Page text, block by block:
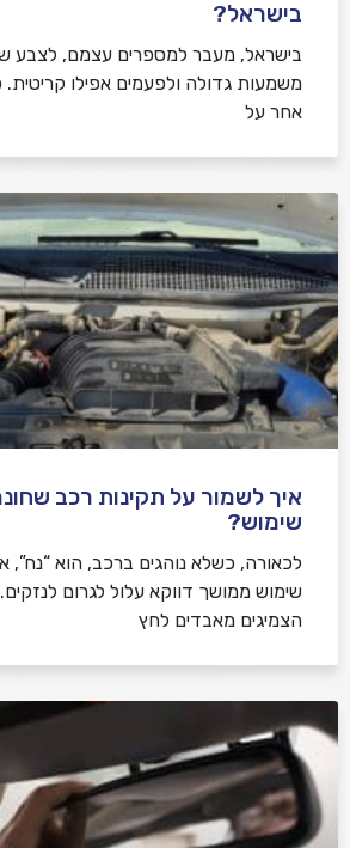
בישראל?
בישראל, מעבר למספרים עצמם, לצבע של
משמעות גדולה ולפעמים אפילו קריטית.
אחר על
איך לשמור על תקינות רכב
שימוש?
לכאורה, כשלא נוהגים ברכב, הוא “נח”,
שימוש ממושך דווקא עלול לגרום
הצמיגים מאבדים לחץ